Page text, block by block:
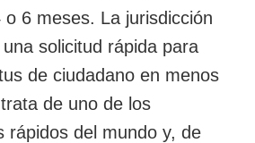
o 6 meses. La jurisdicción
solicitud rápida para
de ciudadano en menos
de uno de los
rápidos del mundo y, de